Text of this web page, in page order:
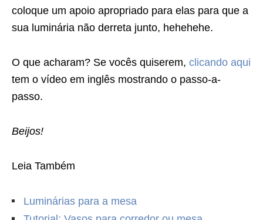
coloque um apoio apropriado para elas para que a
sua luminária não derreta junto, hehehehe.
O que acharam? Se vocês quiserem, clicando aqui
tem o vídeo em inglês mostrando o passo-a-
passo.
Beijos!
Leia Também
Luminárias para a mesa